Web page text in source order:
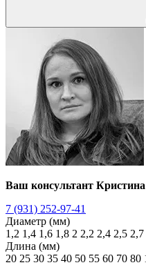
Ваш консультант Кристина
7 (931) 252-97-41
Диаметр (мм)
1,2 1,4 1,6 1,8 2 2,2 2,4 2,5 2,7
Длина (мм)
20 25 30 35 40 50 55 60 70 80